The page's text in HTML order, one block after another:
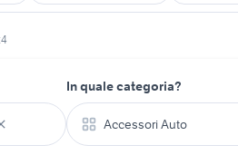
In quale categoria?
Accessori Auto